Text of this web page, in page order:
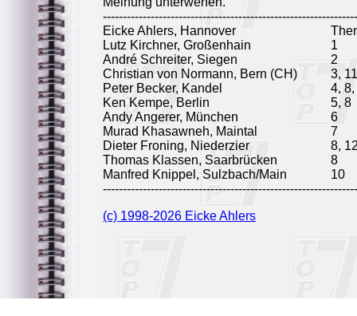
Eicke Ahlers, Hannover
Lutz Kirchner, Großenhain
1
André Schreiter, Siegen
2
Christian von Normann, Bern (CH)
3, 11
Peter Becker, Kandel
4, 8,
Ken Kempe, Berlin
5, 8
Andy Angerer, München
6
Murad Khasawneh, Maintal
7
Dieter Froning, Niederzier
8,
Thomas Klassen, Saarbrücken
8
Manfred Knippel, Sulzbach/Main
10
(c) 1998-2026 Eicke Ahlers